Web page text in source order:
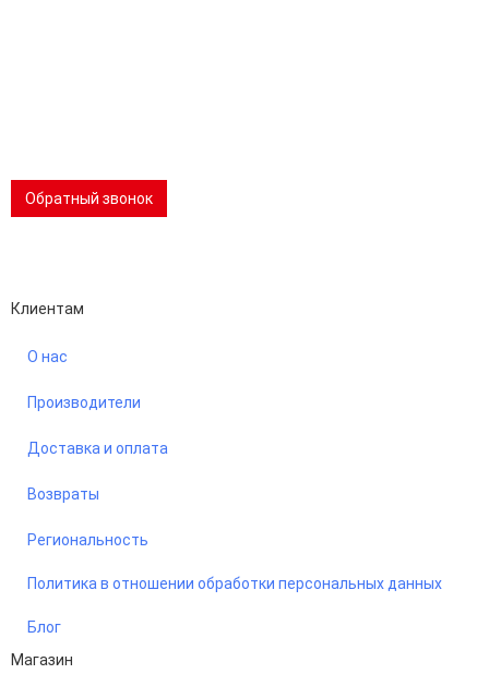
Обратный звонок
Клиентам
О нас
Производители
Доставка и оплата
Возвраты
Региональность
Политика в отношении обработки персональных данных
Блог
Магазин